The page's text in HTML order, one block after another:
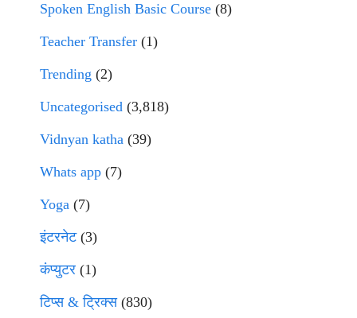
Spoken English Basic Course (8)
Teacher Transfer (1)
Trending (2)
Uncategorised (3,818)
Vidnyan katha (39)
Whats app (7)
Yoga (7)
इंटरनेट(3)
कंप्युटर (1)
टिप्स & ट्रिक्स(830)